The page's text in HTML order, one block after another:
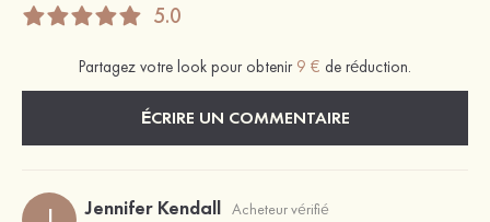
5.0
Partagez votre look pour obtenir 9 € de réduction.
ÉCRIRE UN COMMENTAIRE
Jennifer Kendall Acheteur vérifié